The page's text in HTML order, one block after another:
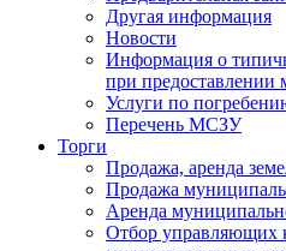
Другая информация
Новости
Информация о
при предоставлении
Услуги по
Перечень МСЗУ
Торги
Продажа, аренда
Продажа
Аренда
Отбор управляющих